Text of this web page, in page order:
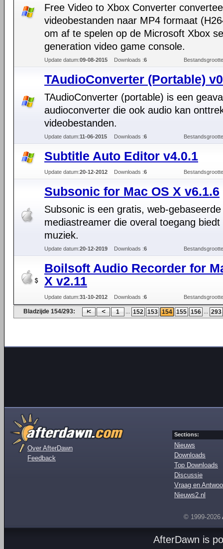
Free Video to Xbox Converter
videobestanden naar MP4 formaat
om af te spelen op de Microsoft Xbox
generation video game console.
Update datum:09-08-2015 Downloads :6
TAudioConverter (Portable)
TAudioConverter (portable) is een
audioconverter die ook audio kan
videobestanden.
Update datum:11-06-2015 Downloads :6
Subtitle Auto Editor v4.0.1
Update datum:20-12-2012 Downloads :6
Subsonic for Mac OS X v6.1.6
Subsonic is een gratis, web-gebaseerde
mediastreamer die overal toegang biedt
muziek.
Update datum:20-12-2019 Downloads :6
Boilsoft Audio Recorder for
X v2.11
Update datum:31-10-2012 Downloads :6
Bladzijde 154/293: 1 ... 152 153 154 155 156 ... 293
Over AfterDawn
Feedback
Sections:
Nieuws
Downloads
Top Downloads
Discussie
Vraag en
Nieuws2.nl
© 1999-2026
AfterDawn is